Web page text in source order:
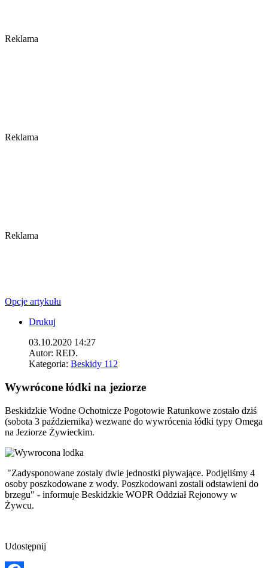
Reklama
Reklama
Reklama
Opcje artykułu
Drukuj
03.10.2020 14:27
Autor: RED.
Kategoria: Beskidy 112
Wywrócone łódki na jeziorze
Beskidzkie Wodne Ochotnicze Pogotowie Ratunkowe zostało dziś
(sobota 3 października) wezwane do wywrócenia łódki typy Omega
na Jeziorze Żywieckim.
"Zadysponowane zostały dwie jednostki pływające. Podjęliśmy 4
osoby poszkodowane z wody. Poszkodowani zostali odstawieni do
brzegu" - informuje Beskidzkie WOPR Oddział Rejonowy w
Żywcu.
Udostępnij